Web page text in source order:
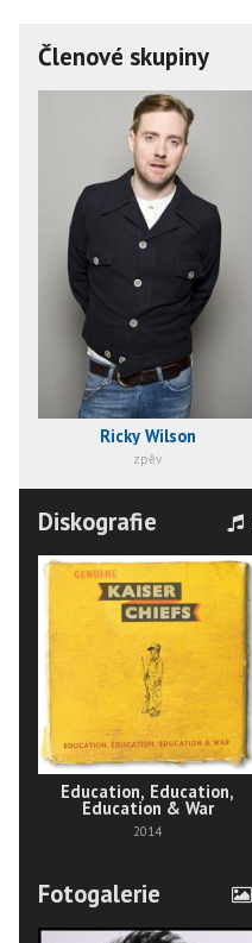
Členové skupiny
Ricky Wilson
zpěv
Diskografie
Education, Education,
Education & War
2014
Fotogalerie